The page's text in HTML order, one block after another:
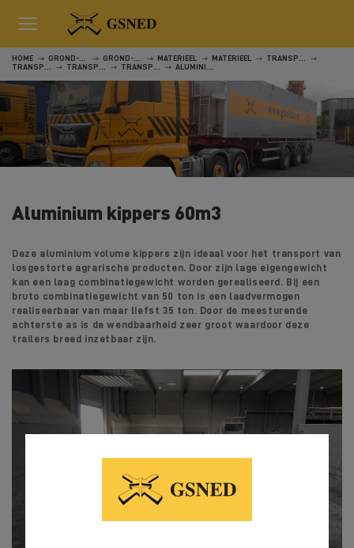
HOME GROND-, WEG- EN WATERWERKEN GROND-, WEG- EN WATERWERKEN MATERIEEL MATERIEEL
TRANSPORT
TRANSPORT
TRANSPORT TRANSPORT ALUMINIUM KIPPERS 60M3
Aluminium kippers 60m3
Deze aluminium volume kippers zijn ideaal voor het transport van
losgestorte agrarische producten. Door zijn lage eigengewicht
kan een laag combinatiegewicht worden gerealiseerd. Bij een
bruto combinatiegewicht van 50 ton is een laadvermogen
realiseerbaar van maar liefst 35 ton. Door de meesturende
achterste as is de wendbaarheid zeer groot waardoor deze
trailers breed inzetbaar zijn.